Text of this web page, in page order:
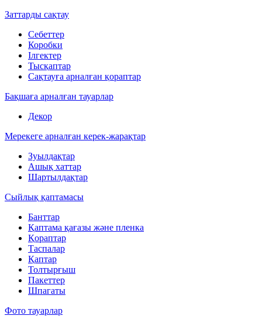
Заттарды сақтау
Себеттер
Коробки
Ілгектер
Тысқаптар
Сақтауға арналған қораптар
Бақшаға арналған тауарлар
Декор
Мерекеге арналған керек-жарақтар
Зуылдақтар
Ашық хаттар
Шартылдақтар
Сыйлық қаптамасы
Банттар
Қаптама қағазы және пленка
Қораптар
Таспалар
Қаптар
Толтырғыш
Пакеттер
Шпагаты
Фото тауарлар